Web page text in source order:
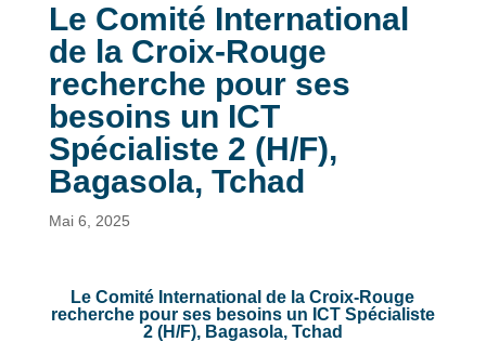
Le Comité International
de la Croix-Rouge
recherche pour ses
besoins un ICT
Spécialiste 2 (H/F),
Bagasola, Tchad
Mai 6, 2025
Le Comité International de la Croix-Rouge
recherche pour ses besoins un ICT Spécialiste
2 (H/F), Bagasola, Tchad